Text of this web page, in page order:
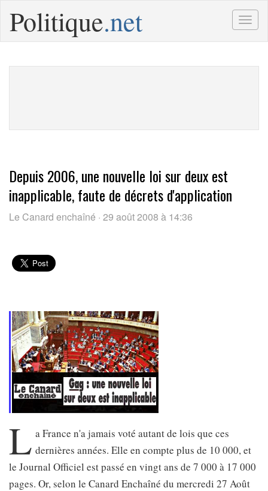
Politique.net
Depuis 2006, une nouvelle loi sur deux est
inapplicable, faute de décrets d'application
Le Canard enchaîné · 29 août 2008 à 14:36
L a France n'a jamais voté autant de lois que ces
dernières années. Elle en compte plus de 10 000, et
le Journal Officiel est passé en vingt ans de 7 000 à 17 000
pages. Or, selon le Canard Enchaîné du mercredi 27 Août